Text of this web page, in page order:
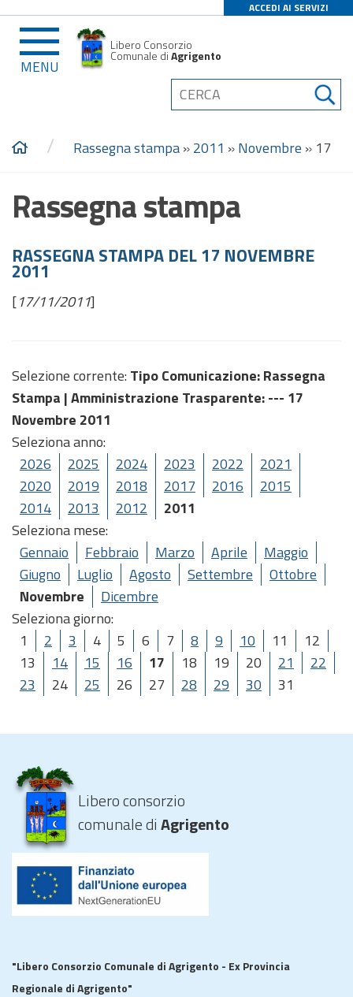
ACCEDI AI SERVIZI
MENU
Libero Consorzio
Comunale diAgrigento
/ Rassegna stampa»2011 »Novembre » 17
Rassegna stampa
RASSEGNA STAMPA DEL 17 NOVEMBRE
2011
[17/11/2011]
Selezione corrente: Tipo Comunicazione: Rassegna
Stampa |Amministrazione Trasparente: --- 17
Novembre 2011
Seleziona anno:
2026
2025 2024 2023 2022
2021
2020
2019 2018 2017 2016
2015
2014
2013 2012
2011
Seleziona mese:
Gennaio
Febbraio Marzo Aprile
Maggio
Giugno
Luglio Agosto Settembre
Ottobre
Novembre
Dicembre
Seleziona giorno:
1
2 3 4 5 6 7 8 9 10 11
12
13
14 15 16 17 18 19 20 21
22
23
24 25 26 27 28 29 30 31
Libero consorzio
comunale diAgrigento
"Libero Consorzio Comunale di Agrigento - Ex Provincia
Regionale di Agrigento"